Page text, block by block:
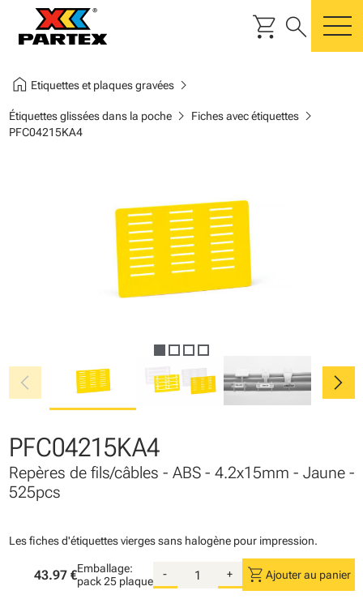
shopping_cart search
home Etiquettes et plaques gravéeschevron_right
Étiquettes glissées dans la pochechevron_right Fiches avec étiquetteschevron_right
PFC04215KA4
chevron_left chevron_right
PFC04215KA4
Repères de fils/câbles - ABS - 4.2x15mm - Jaune -
525pcs
Les fiches d'étiquettes vierges sans halogène pour impression.
43.97 €Emballage:
pack25 plaque
- + shopping_cart Ajouter au panier